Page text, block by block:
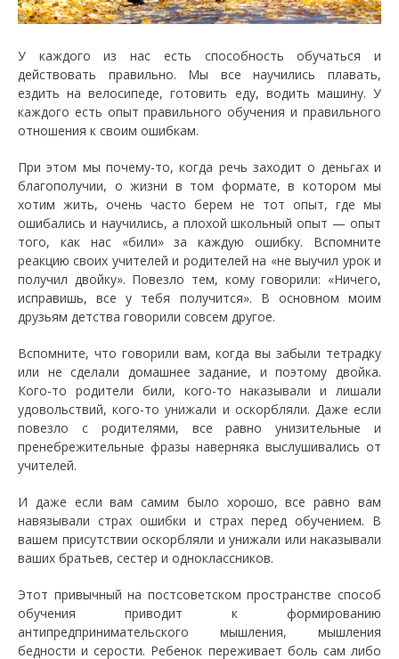
У каждого из нас есть способность обучаться и
действовать правильно. Мы все научились плавать,
ездить на велосипеде, готовить еду, водить машину. У
каждого есть опыт правильного обучения и правильного
отношения к своим ошибкам.
При этом мы почему-то, когда речь заходит о деньгах и
благополучии, о жизни в том формате, в котором мы
хотим жить, очень часто берем не тот опыт, где мы
ошибались и научились, а плохой школьный опыт — опыт
того, как нас «били» за каждую ошибку. Вспомните
реакцию своих учителей и родителей на «не выучил урок и
получил двойку». Повезло тем, кому говорили: «Ничего,
исправишь, все у тебя получится». В основном моим
друзьям детства говорили совсем другое.
Вспомните, что говорили вам, когда вы забыли тетрадку
или не сделали домашнее задание, и поэтому двойка.
Кого-то родители били, кого-то наказывали и лишали
удовольствий, кого-то унижали и оскорбляли. Даже если
повезло с родителями, все равно унизительные и
пренебрежительные фразы наверняка выслушивались от
учителей.
И даже если вам самим было хорошо, все равно вам
навязывали страх ошибки и страх перед обучением. В
вашем присутствии оскорбляли и унижали или наказывали
ваших братьев, сестер и одноклассников.
Этот привычный на постсоветском пространстве способ
обучения приводит к формированию
антипредпринимательского мышления, мышления
бедности и серости. Ребенок переживает боль сам либо